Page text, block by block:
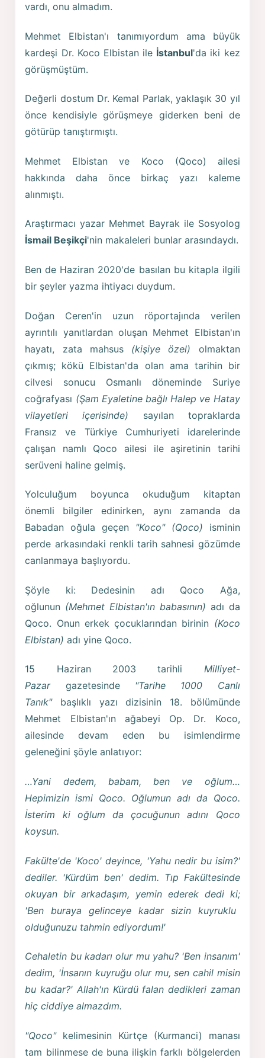
vardı, onu almadım.
Mehmet Elbistan'ı tanımıyordum ama büyük
kardeşi Dr. Koco Elbistan ile İstanbul'da iki kez
görüşmüştüm.
Değerli dostum Dr. Kemal Parlak, yaklaşık 30 yıl
önce kendisiyle görüşmeye giderken beni de
götürüp tanıştırmıştı.
Mehmet Elbistan ve Koco (Qoco) ailesi
hakkında daha önce birkaç yazı kaleme
alınmıştı.
Araştırmacı yazar Mehmet Bayrak ile Sosyolog
İsmail Beşikçi'nin makaleleri bunlar arasındaydı.
Ben de Haziran 2020'de basılan bu kitapla ilgili
bir şeyler yazma ihtiyacı duydum.
Doğan Ceren'in uzun röportajında verilen
ayrıntılı yanıtlardan oluşan Mehmet Elbistan'ın
hayatı, zata mahsus(kişiye özel) olmaktan
çıkmış; kökü Elbistan'da olan ama tarihin bir
cilvesi sonucu Osmanlı döneminde Suriye
coğrafyası (Şam Eyaletine bağlı Halep ve Hatay
vilayetleri içerisinde) sayılan topraklarda
Fransız ve Türkiye Cumhuriyeti idarelerinde
çalışan namlı Qoco ailesi ile aşiretinin tarihi
serüveni haline gelmiş.
Yolculuğum boyunca okuduğum kitaptan
önemli bilgiler edinirken, aynı zamanda da
Babadan oğula geçen "Koco" (Qoco) isminin
perde arkasındaki renkli tarih sahnesi gözümde
canlanmaya başlıyordu.
Şöyle ki: Dedesinin adı Qoco Ağa,
oğlunun (Mehmet Elbistan'ın babasının) adı da
Qoco. Onun erkek çocuklarından birinin (Koco
Elbistan) adı yine Qoco.
15 Haziran 2003 tarihli Milliyet-
Pazargazetesinde "Tarihe 1000 Canlı
Tanık"başlıklı yazı dizisinin 18. bölümünde
Mehmet Elbistan'ın ağabeyi Op. Dr. Koco,
ailesinde devam eden bu isimlendirme
geleneğini şöyle anlatıyor:
…Yani dedem, babam, ben ve oğlum…
Hepimizin ismi Qoco. Oğlumun adı da Qoco.
İsterim ki oğlum da çocuğunun adını Qoco
koysun.
Fakülte'de 'Koco' deyince, 'Yahu nedir bu isim?'
dediler. 'Kürdüm ben' dedim. Tıp Fakültesinde
okuyan bir arkadaşım, yemin ederek dedi ki;
'Ben buraya gelinceye kadar sizin kuyruklu
olduğunuzu tahmin ediyordum!'
Cehaletin bu kadarı olur mu yahu? 'Ben insanım'
dedim, 'İnsanın kuyruğu olur mu, sen cahil misin
bu kadar?' Allah'ın Kürdü falan dedikleri zaman
hiç ciddiye almazdım.
"Qoco"kelimesinin Kürtçe (Kurmanci) manası
tam bilinmese de buna ilişkin farklı bölgelerden